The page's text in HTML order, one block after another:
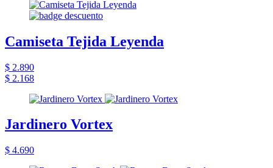
Camiseta Tejida Leyenda
$ 2.890
$ 2.168
Jardinero Vortex
$ 4.690